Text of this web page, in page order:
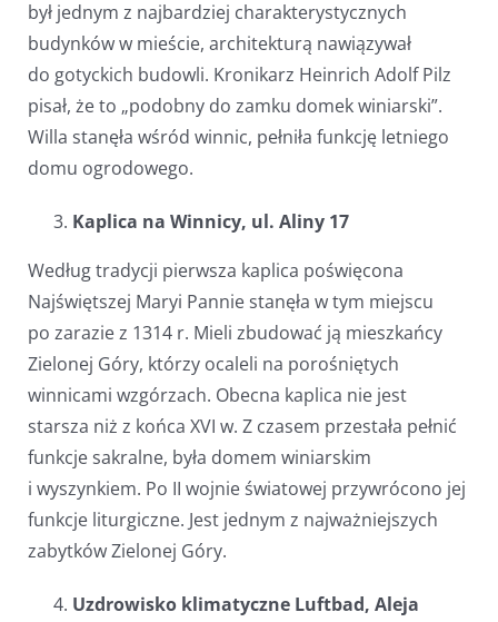
był jednym z najbardziej charakterystycznych
budynków w mieście, architekturą nawiązywał
do gotyckich budowli. Kronikarz Heinrich Adolf Pilz
pisał, że to „podobny do zamku domek winiarski”.
Willa stanęła wśród winnic, pełniła funkcję letniego
domu ogrodowego.
Kaplica na Winnicy, ul. Aliny 17
Według tradycji pierwsza kaplica poświęcona
Najświętszej Maryi Pannie stanęła w tym miejscu
po zarazie z 1314 r. Mieli zbudować ją mieszkańcy
Zielonej Góry, którzy ocaleli na porośniętych
winnicami wzgórzach. Obecna kaplica nie jest
starsza niż z końca XVI w. Z czasem przestała pełnić
funkcje sakralne, była domem winiarskim
i wyszynkiem. Po II wojnie światowej przywrócono jej
funkcje liturgiczne. Jest jednym z najważniejszych
zabytków Zielonej Góry.
Uzdrowisko klimatyczne Luftbad, Aleja